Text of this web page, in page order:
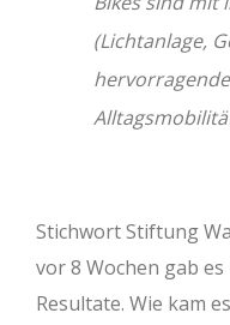
(Lichtanlage,
Stichwort Stiftung
vor 8 Wochen gab
Resultate. Wie kam